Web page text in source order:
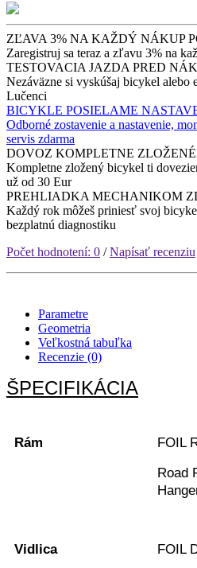
ZĽAVA 3% NA KAŽDÝ NÁKUP
Zaregistruj sa teraz a zľavu 3% na
TESTOVACIA JAZDA PRED
Nezáväzne si vyskúšaj bicykel alebo
Lučenci
BICYKLE POSIELAME
Odborné zostavenie a nastavenie,
servis zdarma
DOVOZ KOMPLETNE
Kompletne zložený bicykel ti
už od 30 Eur
PREHLIADKA MECHANIKOM
Každý rok môžeš priniesť svoj
bezplatnú diagnostiku
Počet hodnotení: 0 /Napísať recenziu
Parametre
Geometria
Veľkostná tabuľka
Recenzie (0)
ŠPECIFIKÁCIA
Rám
FOIL
Road
Vidlica FOIL